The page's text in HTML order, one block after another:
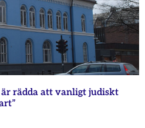
rädda att vanligt judiskt